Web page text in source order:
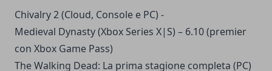
Chivalry 2 (Cloud, Console e PC) -
Medieval Dynasty (Xbox Series X|S) – 6.10 (premier
con Xbox Game Pass)
The Walking Dead: La prima stagione completa (PC)